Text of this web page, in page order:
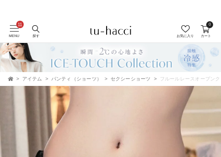
会員登録で今すぐ使えるポイントプレゼント！
MENU 探す お気に入り カート
0
アイテム パンティ（ショーツ） セクシーショーツ フルールレースオープン